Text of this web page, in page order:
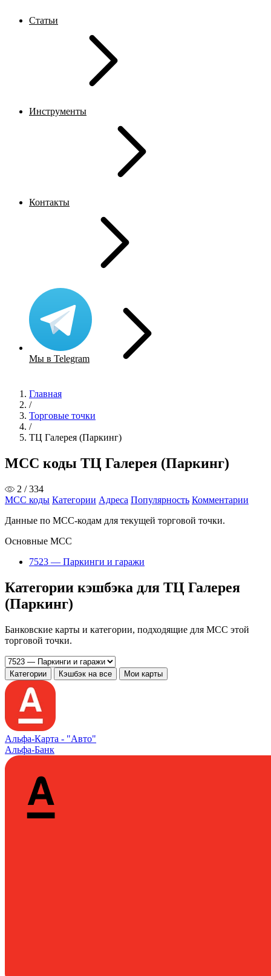
Статьи
Инструменты
Контакты
Мы в Telegram
Главная
/
Торговые точки
/
ТЦ Галерея (Паркинг)
MCC коды ТЦ Галерея (Паркинг)
2 / 334
MCC коды Категории Адреса Популярность Комментарии
Данные по MCC-кодам для текущей торговой точки.
Основные MCC
7523 — Паркинги и гаражи
Категории кэшбэка для ТЦ Галерея
(Паркинг)
Банковские карты и категории, подходящие для MCC этой
торговой точки.
Категории Кэшбэк на все Мои карты
Альфа‑Карта - "Авто"
Альфа-Банк